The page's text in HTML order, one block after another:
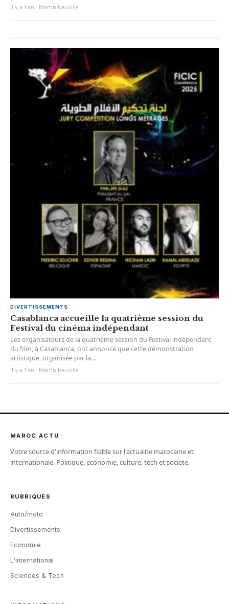
Il y a 1 an · Martin Neuville
DIVERTISSEMENTS
Casablanca accueille la quatrième session du
Festival du cinéma indépendant
Les organisateurs de la quatrième session du Festival indépendant
du film, à Casablanca, ont annoncé que cette démonstration
artistique, organisée par la...
Il y a 1 an · Martin Neuville
MAROC ACTU
Votre source d'information fiable sur l'actualite marocaine et
internationale. Politique, economie, culture, tech et societe.
RUBRIQUES
Auto/moto
Divertissements
Economie
L'International
Sciences & Tech